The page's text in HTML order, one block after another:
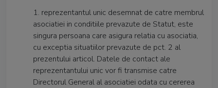
1. reprezentantul unic desemnat de catre membrul
asociatiei in conditiile prevazute de Statut, este
singura persoana care asigura relatia cu asociatia,
cu exceptia situatiilor prevazute de pct. 2 al
prezentului articol. Datele de contact ale
reprezentantului unic vor fi transmise catre
Directorul General al asociatiei odata cu cererea